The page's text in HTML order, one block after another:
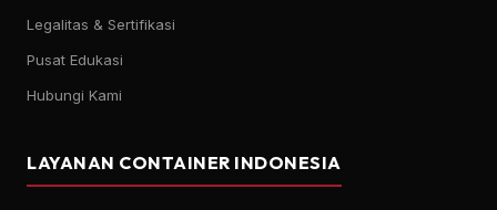
Legalitas & Sertifikasi
Pusat Edukasi
Hubungi Kami
LAYANAN CONTAINER INDONESIA